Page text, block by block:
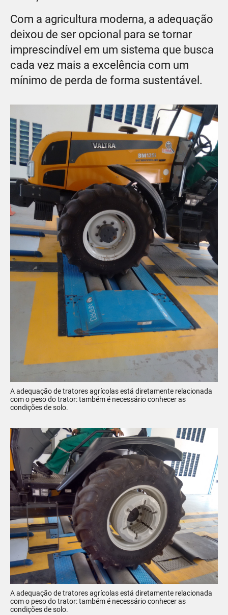
Com a agricultura moderna, a adequação
deixou de ser opcional para se tornar
imprescindível em um sistema que busca
cada vez mais a excelência com um
mínimo de perda de forma sustentável.
A adequação de tratores agrícolas está diretamente relacionada
com o peso do trator: também é necessário conhecer as
condições de solo.
A adequação de tratores agrícolas está diretamente relacionada
com o peso do trator: também é necessário conhecer as
condições de solo.